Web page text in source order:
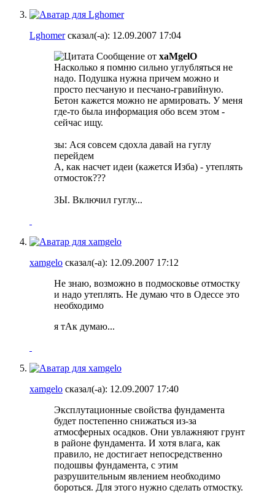
Lghomerсказал(-а): 12.09.2007 17:04
Сообщение от xaMgelO
Насколько я помню сильно углубляться не
надо. Подушка нужна причем можно и
просто песчаную и песчано-гравийную.
Бетон кажется можно не армировать. У меня
где-то была информация обо всем этом -
сейчас ищу.
зы: Ася совсем сдохла давай на гуглу
перейдем
А, как насчет идеи (кажется Изба) - утеплять
отмосток???
ЗЫ. Включил гуглу...
xamgelo сказал(-а): 12.09.2007 17:12
Не знаю, возможно в подмосковье отмостку
и надо утеплять. Не думаю что в Одессе это
необходимо
я тАк думаю...
xamgelo сказал(-а): 12.09.2007 17:40
Эксплутационные свойства фундамента
будет постепенно снижаться из-за
атмосферных осадков. Они увлажняют грунт
в районе фундамента. И хотя влага, как
правило, не достигает непосредственно
подошвы фундамента, с этим
разрушительным явлением необходимо
бороться. Для этого нужно сделать отмостку.